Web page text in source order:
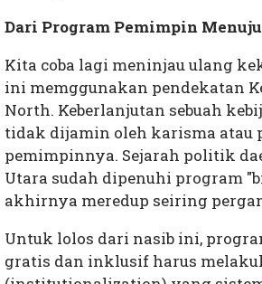
Dari Program Pemimpin
Kita coba lagi meninjau ulang
ini memggunakan pendekatan
North. Keberlanjutan sebuah
tidak dijamin oleh karisma atau
pemimpinnya. Sejarah politik
Utara sudah dipenuhi program
akhirnya meredup seiring
Untuk lolos dari nasib ini,
gratis dan inklusif harus